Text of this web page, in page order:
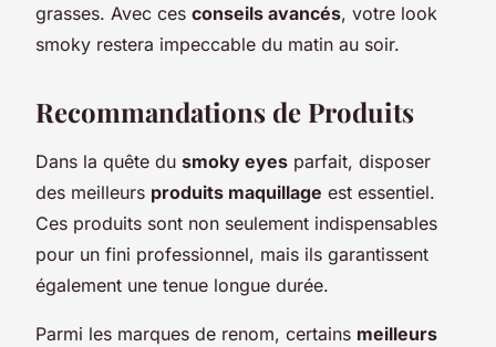
grasses. Avec ces conseils avancés, votre look
smoky restera impeccable du matin au soir.
Recommandations de Produits
Dans la quête du smoky eyes parfait, disposer
des meilleurs produits maquillage est essentiel.
Ces produits sont non seulement indispensables
pour un fini professionnel, mais ils garantissent
également une tenue longue durée.
Parmi les marques de renom, certains meilleurs